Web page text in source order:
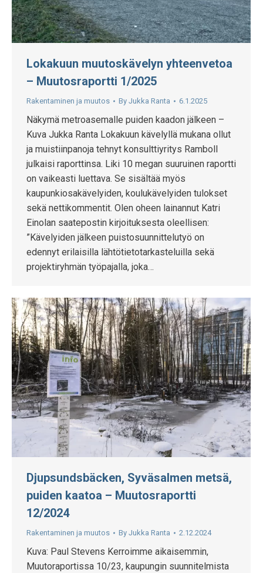
Lokakuun muutoskävelyn yhteenvetoa
– Muutosraportti 1/2025
Rakentaminen ja muutos By Jukka Ranta 6.1.2025
Näkymä metroasemalle puiden kaadon jälkeen –
Kuva Jukka Ranta Lokakuun kävelyllä mukana ollut
ja muistiinpanoja tehnyt konsulttiyritys Ramboll
julkaisi raporttinsa. Liki 10 megan suuruinen raportti
on vaikeasti luettava. Se sisältää myös
kaupunkiosakävelyiden, koulukävelyiden tulokset
sekä nettikommentit. Olen oheen lainannut Katri
Einolan saatepostin kirjoituksesta oleellisen:
”Kävelyiden jälkeen puistosuunnittelutyö on
edennyt erilaisilla lähtötietotarkasteluilla sekä
projektiryhmän työpajalla, joka…
Djupsundsbäcken, Syväsalmen metsä,
puiden kaatoa – Muutosraportti
12/2024
Rakentaminen ja muutos By Jukka Ranta 2.12.2024
Kuva: Paul Stevens Kerroimme aikaisemmin,
Muutoraportissa 10/23, kaupungin suunnitelmista